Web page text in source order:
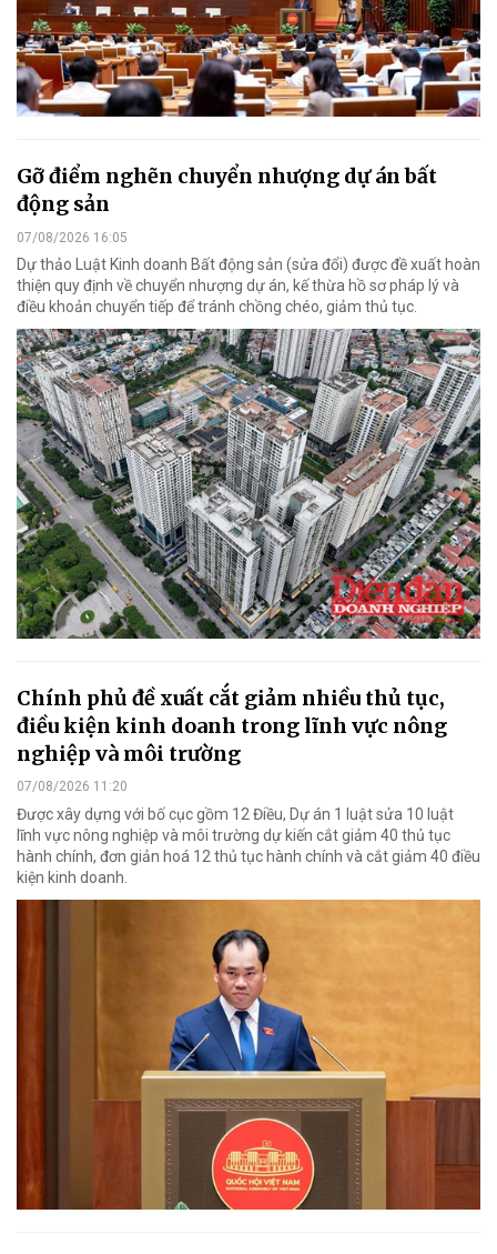
Gỡ điểm nghẽn chuyển nhượng dự án bất
động sản
07/08/2026 16:05
Dự thảo Luật Kinh doanh Bất động sản (sửa đổi) được đề xuất hoàn
thiện quy định về chuyển nhượng dự án, kế thừa hồ sơ pháp lý và
điều khoản chuyển tiếp để tránh chồng chéo, giảm thủ tục.
Chính phủ đề xuất cắt giảm nhiều thủ tục,
điều kiện kinh doanh trong lĩnh vực nông
nghiệp và môi trường
07/08/2026 11:20
Được xây dựng với bố cục gồm 12 Điều, Dự án 1 luật sửa 10 luật
lĩnh vực nông nghiệp và môi trường dự kiến cắt giảm 40 thủ tục
hành chính, đơn giản hoá 12 thủ tục hành chính và cắt giảm 40 điều
kiện kinh doanh.